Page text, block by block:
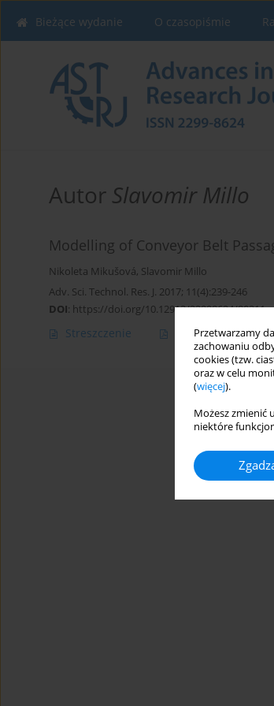
Przetwarzamy
zachowaniu
cookies (tzw.
oraz w celu
(więcej).
Możesz zmienić
niektóre
Bieżące wydanie O czasopiśmie
Autor Slavomir Millo
Modelling of Conveyor Belt
Nikoleta Mikušová, Slavomir Millo
Adv. Sci. Technol. Res. J. 2017; 11(4):239-246
DOI: https://doi.org/10.12913/22998624/80311
Streszczenie Artykuł(PDF)